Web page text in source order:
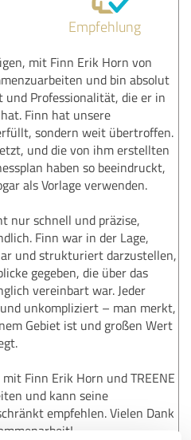
Empfehlung
mit Finn Erik Horn von
und bin absolut
Professionalität, die er in
Finn hat unsere
sondern weit übertroffen.
und die von ihm erstellten
haben so beeindruckt,
als Vorlage verwenden.
nur schnell und präzise,
Finn war in der Lage,
und strukturiert darzustellen,
gegeben, die über das
vereinbart war. Jeder
unkompliziert – man merkt,
Gebiet ist und großen Wert
Finn Erik Horn und TREENE
und kann seine
empfehlen. Vielen Dank